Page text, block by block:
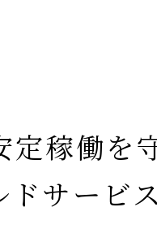
稼働を
ドサービ